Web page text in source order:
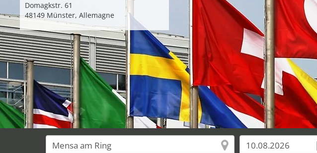
Domagkstr. 61
48149 Münster, Allemagne